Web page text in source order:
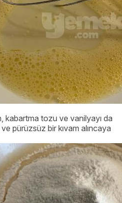
kabartma tozu ve vanilyayı da
pürüzsüz bir kıvam alıncaya